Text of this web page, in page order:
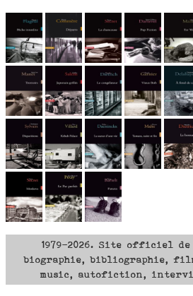
1979-2026. Site officiel
biographie, bibliographie,
music, autofiction,